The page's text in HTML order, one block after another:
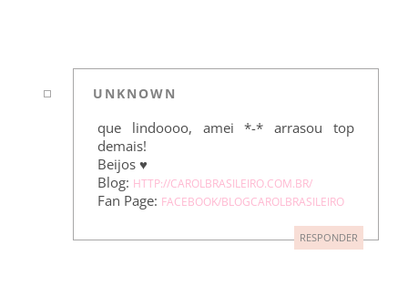
UNKNOWN
que lindoooo, amei *-* arrasou top
demais!
Beijos ♥
Blog: HTTP://CAROLBRASILEIRO.COM.BR/
Fan Page: FACEBOOK/BLOGCAROLBRASILEIRO
RESPONDER